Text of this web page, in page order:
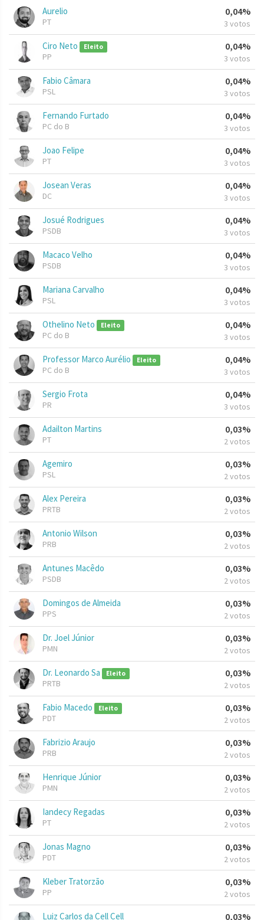
Aurelio
PT
0,04%
3 votos
Ciro Neto Eleito
PP
0,04%
3 votos
Fabio Câmara
PSL
0,04%
3 votos
Fernando Furtado
PC do B
0,04%
3 votos
Joao Felipe
PT
0,04%
3 votos
Josean Veras
DC
0,04%
3 votos
Josué Rodrigues
PSDB
0,04%
3 votos
Macaco Velho
PSDB
0,04%
3 votos
Mariana Carvalho
PSL
0,04%
3 votos
Othelino Neto Eleito
PC do B
0,04%
3 votos
Professor Marco Aurélio Eleito
PC do B
0,04%
3 votos
Sergio Frota
PR
0,04%
3 votos
Adailton Martins
PT
0,03%
2 votos
Agemiro
PSL
0,03%
2 votos
Alex Pereira
PRTB
0,03%
2 votos
Antonio Wilson
PRB
0,03%
2 votos
Antunes Macêdo
PSDB
0,03%
2 votos
Domingos de Almeida
PPS
0,03%
2 votos
Dr. Joel Júnior
PMN
0,03%
2 votos
Dr. Leonardo Sa Eleito
PRTB
0,03%
2 votos
Fabio Macedo Eleito
PDT
0,03%
2 votos
Fabrizio Araujo
PRB
0,03%
2 votos
Henrique Júnior
PMN
0,03%
2 votos
Iandecy Regadas
PT
0,03%
2 votos
Jonas Magno
PDT
0,03%
2 votos
Kleber Tratorzão
PP
0,03%
2 votos
Luiz Carlos da Cell Cell 0,03%